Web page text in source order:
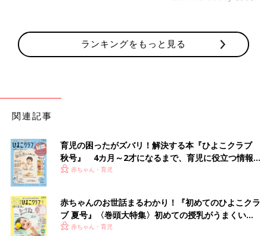
一方で、２歳のムスメに関してはなぜか現実的。
いろいろ気になってしまうのか…？ 何にせよムスコに変なプレッ
シャーを与えてしまわぬよう気をつけようと思います。笑
・[ヒビユウの育児絵日記]の記事一覧
・たまひよONLINE連載中の育児マンガ一覧はこちら
5才息子と2才娘のママ。現在は専業主婦。
子ども２人と夫との日々を絵日記にしてインスタグラム
(@hibi_yuu
ランキングをもっと見る
関連記事
育児の困ったがズバリ！解決する本『ひよこクラブ
秋号』 4カ月～2才になるまで、育児に役立つ情報が
いっぱい！
赤ちゃん・育児
赤ちゃんのお世話まるわかり！『初めてのひよこクラ
ブ 夏号』〈巻頭大特集〉初めての授乳がうまくい
く！ おっぱい・ミルクの基本と夏のトラブル 解決テ
赤ちゃん・育児